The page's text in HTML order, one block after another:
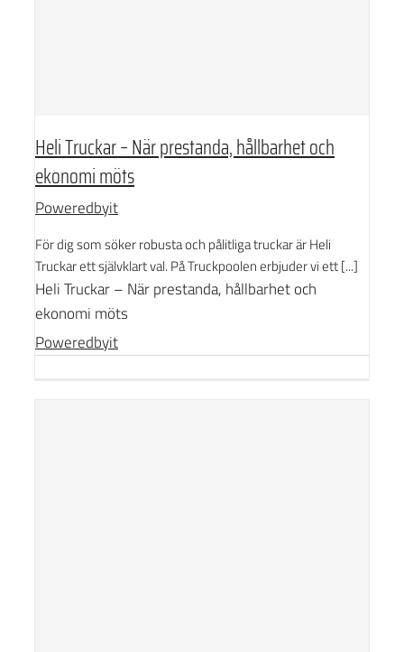
Heli Truckar – När prestanda, hållbarhet och
ekonomi möts
Poweredbyit
För dig som söker robusta och pålitliga truckar är Heli
Truckar ett självklart val. På Truckpoolen erbjuder vi ett [...]
Heli Truckar – När prestanda, hållbarhet och
ekonomi möts
Poweredbyit